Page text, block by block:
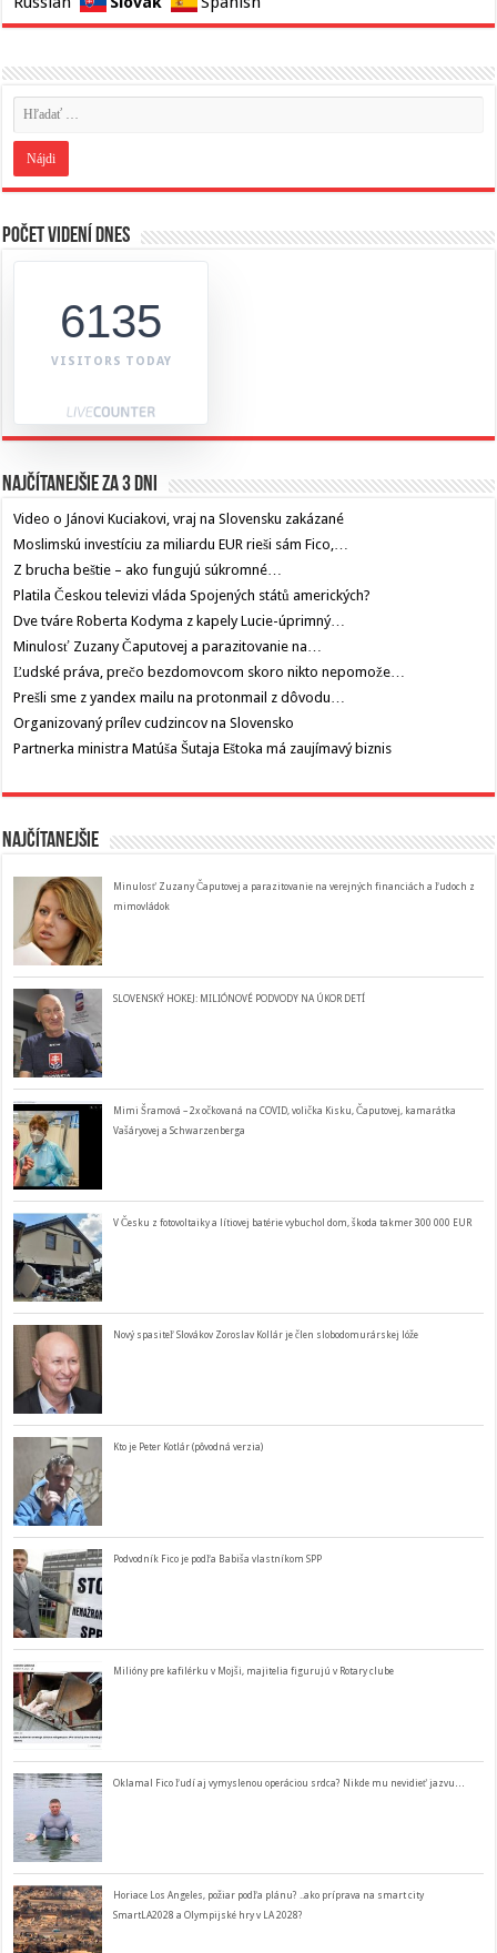
Počet videní dnes
6135
VISITORS TODAY
Najčítanejšie za 3 dni
Video o Jánovi Kuciakovi, vraj na Slovensku zakázané
Moslimskú investíciu za miliardu EUR rieši sám Fico,…
Z brucha beštie – ako fungujú súkromné…
Platila Českou televizi vláda Spojených států amerických?
Dve tváre Roberta Kodyma z kapely Lucie-úprimný…
Minulosť Zuzany Čaputovej a parazitovanie na…
Ľudské práva, prečo bezdomovcom skoro nikto nepomože…
Prešli sme z yandex mailu na protonmail z dôvodu…
Organizovaný prílev cudzincov na Slovensko
Partnerka ministra Matúša Šutaja Eštoka má zaujímavý biznis
Najčítanejšie
Minulosť Zuzany Čaputovej a parazitovanie na verejných financiách a ľudoch z
mimovládok
SLOVENSKÝ HOKEJ: MILIÓNOVÉ PODVODY NA ÚKOR DETÍ
Mimi Šramová – 2x očkovaná na COVID, volička Kisku, Čaputovej, kamarátka
Vašáryovej a Schwarzenberga
V Česku z fotovoltaiky a lítiovej batérie vybuchol dom, škoda takmer 300 000 EUR
Nový spasiteľ Slovákov Zoroslav Kollár je člen slobodomurárskej lóže
Kto je Peter Kotlár (pôvodná verzia)
Podvodník Fico je podľa Babiša vlastníkom SPP
Milióny pre kafilérku v Mojši, majitelia figurujú v Rotary clube
Oklamal Fico ľudí aj vymyslenou operáciou srdca? Nikde mu nevidieť jazvu…
Horiace Los Angeles, požiar podľa plánu? ..ako príprava na smart city
SmartLA2028 a Olympijské hry v LA 2028?